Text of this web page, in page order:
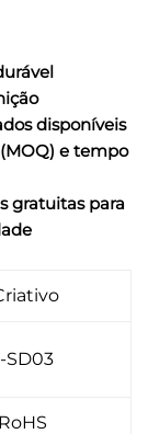
disponíveis
e tempo
gratuitas para
SD03